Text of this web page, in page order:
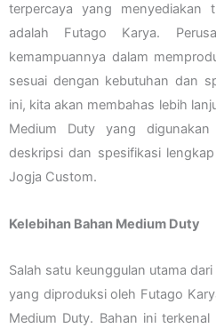
terpercaya yang menyediakan
adalah Futago Karya.
kemampuannya dalam
sesuai dengan kebutuhan dan
ini, kita akan membahas lebih
Medium Duty yang
deskripsi dan spesifikasi
Jogja Custom.
Kelebihan Bahan Medium Duty
Salah satu keunggulan utama
yang diproduksi oleh Futago
Medium Duty. Bahan ini